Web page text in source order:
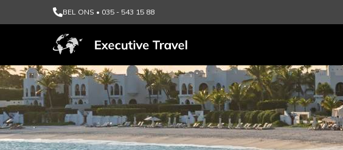
BEL ONS • 035 - 543 15 88